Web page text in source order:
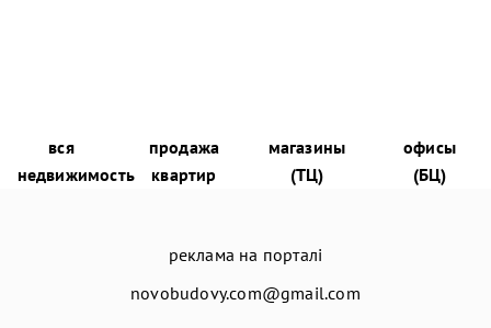
вся
недвижимость
продажа
квартир
магазины
(ТЦ)
офисы
(БЦ)
реклама на порталі
novobudovy.com@gmail.com